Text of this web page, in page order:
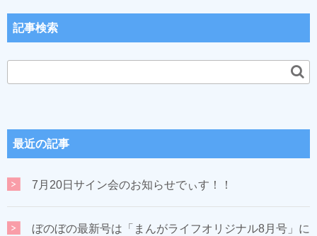
記事検索
最近の記事
7月20日サイン会のお知らせでぃす！！
ぼのぼの最新号は「まんがライフオリジナル8月号」に